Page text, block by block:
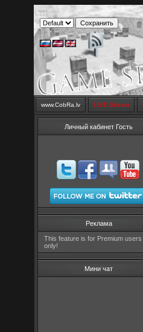
www.CobRa.lv LIVE Stream
Личный кабинет Гость
Реклама
This feature is for Premium users
only!
Мини чат